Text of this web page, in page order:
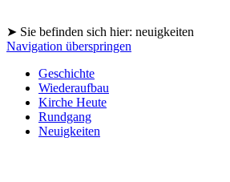
➤ Sie befinden sich hier: neuigkeiten
Navigation überspringen
Geschichte
Wiederaufbau
Kirche Heute
Rundgang
Neuigkeiten